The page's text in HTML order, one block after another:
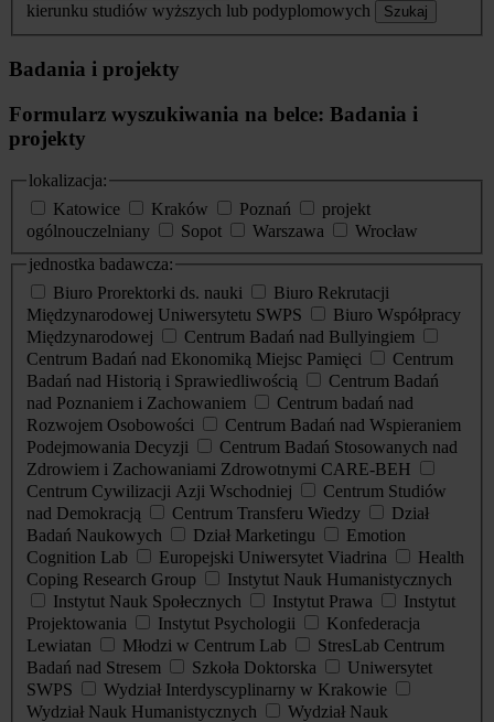
kierunku studiów wyższych lub podyplomowych
Szukaj
Badania i projekty
Formularz wyszukiwania na belce: Badania i
projekty
lokalizacja:
Katowice
Kraków Poznań
projekt
ogólnouczelniany
Sopot Warszawa
Wrocław
jednostka badawcza:
Biuro Prorektorki ds. nauki
Biuro Rekrutacji
Międzynarodowej Uniwersytetu SWPS
Biuro Współpracy
Międzynarodowej
Centrum Badań nad Bullyingiem
Centrum Badań nad Ekonomiką Miejsc Pamięci
Centrum
Badań nad Historią i Sprawiedliwością
Centrum Badań
nad Poznaniem i Zachowaniem
Centrum badań nad
Rozwojem Osobowości
Centrum Badań nad Wspieraniem
Podejmowania Decyzji
Centrum Badań Stosowanych nad
Zdrowiem i Zachowaniami Zdrowotnymi CARE-BEH
Centrum Cywilizacji Azji Wschodniej
Centrum Studiów
nad Demokracją
Centrum Transferu Wiedzy
Dział
Badań Naukowych
Dział Marketingu
Emotion
Cognition Lab
Europejski Uniwersytet Viadrina
Health
Coping Research Group
Instytut Nauk Humanistycznych
Instytut Nauk Społecznych
Instytut Prawa
Instytut
Projektowania
Instytut Psychologii
Konfederacja
Lewiatan
Młodzi w Centrum Lab
StresLab Centrum
Badań nad Stresem
Szkoła Doktorska
Uniwersytet
SWPS
Wydział Interdyscyplinarny w Krakowie
Wydział Nauk Humanistycznych
Wydział Nauk